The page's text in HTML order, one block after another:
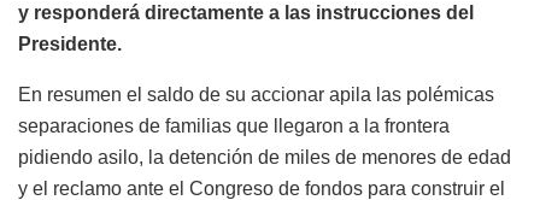
y responderá directamente a las instrucciones del
Presidente.
En resumen el saldo de su accionar apila las polémicas
separaciones de familias que llegaron a la frontera
pidiendo asilo, la detención de miles de menores de edad
y el reclamo ante el Congreso de fondos para construir el